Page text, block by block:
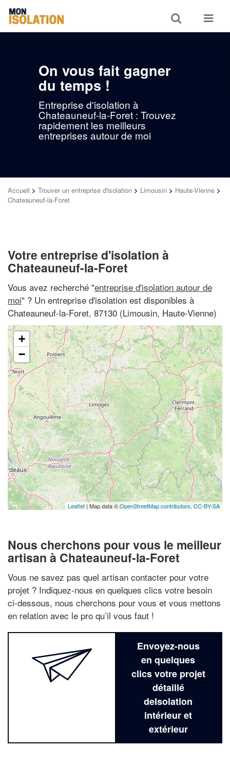
Toggle
search
Toggle
On vous fait gagner
du temps !
Entreprise d'isolation à
Chateauneuf-la-Foret : Trouvez
rapidement les meilleurs
entreprises autour de moi
Accueil > Trouver un entreprise d'isolation > Limousin > Haute-Vienne >
Chateauneuf-la-Foret
Votre entreprise d'isolation à
Chateauneuf-la-Foret
Vous avez recherché "entreprise d'isolation autour de
moi" ? Un entreprise d'isolation est disponibles à
Chateauneuf-la-Foret, 87130 (Limousin, Haute-Vienne)
+
−
Leaflet | Map data ©OpenStreetMap contributors, CC-BY-SA
Nous cherchons pour vous le meilleur
artisan à Chateauneuf-la-Foret
Vous ne savez pas quel artisan contacter pour votre
projet ? Indiquez-nous en quelques clics votre besoin
ci-dessous, nous cherchons pour vous et vous mettons
en relation avec le pro qu’il vous faut !
Envoyez-nous
en quelques
clics votre projet
détaillé
deIsolation
intérieur et
extérieur